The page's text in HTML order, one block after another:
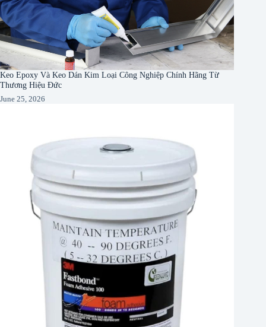
Keo Epoxy Và Keo Dán Kim Loại Công Nghiệp Chính Hãng Từ
Thương Hiệu Đức
June 25, 2026